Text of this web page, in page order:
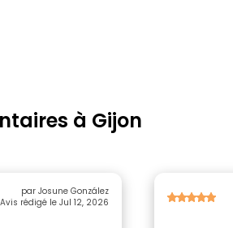
à Gijon
par Josune González
Avis rédigé le Jul 12, 2026